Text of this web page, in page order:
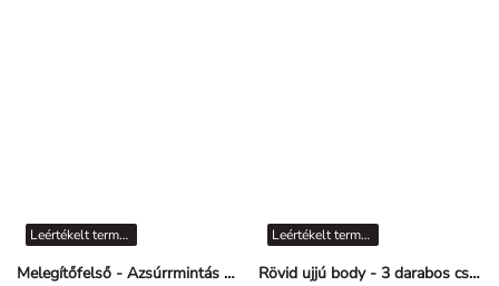
Melegítőfelső - Azsúrrmintás - Mentazöld
Leértékelt termékek
Rövid ujjú body - 3 darabos csomag
Leértékelt termékek